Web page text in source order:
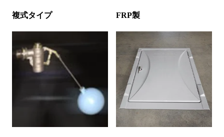
複式タイプ FRP製